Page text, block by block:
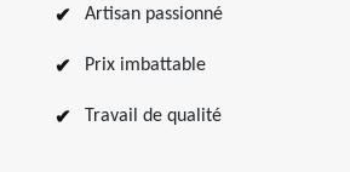
Artisan passionné
Prix imbattable
Travail de qualité